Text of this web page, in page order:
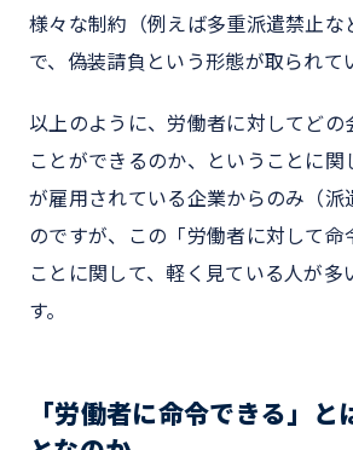
様々な制約（例えば多重派遣禁止な
で、偽装請負という形態が取られて
以上のように、労働者に対してどの
ことができるのか、ということに関
が雇用されている企業からのみ（派
のですが、この「労働者に対して命
ことに関して、軽く見ている人が多
す。
「労働者に命令できる」と